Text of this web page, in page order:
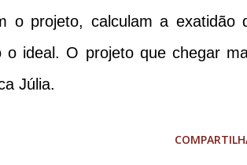
o projeto, calculam a exatidão
ideal. O projeto que chegar
Júlia.